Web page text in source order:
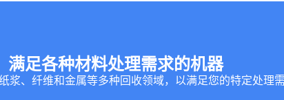
满足各种材料处理需求的机器
、纤维和金属等多种回收领域，以满足您的特定处理需